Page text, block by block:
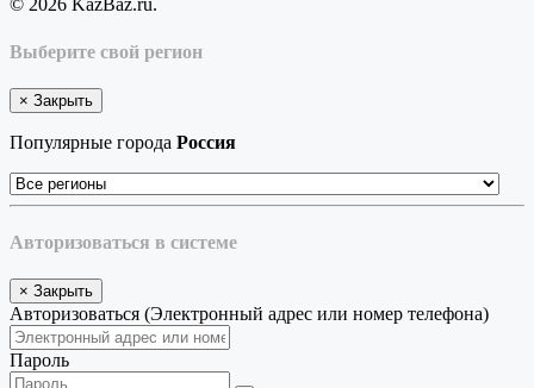
© 2026 KazBaz.ru.
Выберите свой регион
× Закрыть
Популярные города Россия
Авторизоваться в системе
× Закрыть
Авторизоваться (Электронный адрес или номер телефона)
Пароль